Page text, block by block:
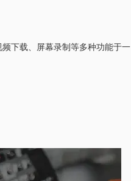
下载、屏幕录制等多种功能于一